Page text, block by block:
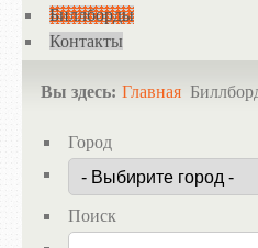
Биллборды
Контакты
Вы здесь: Главная
Город
Поиск